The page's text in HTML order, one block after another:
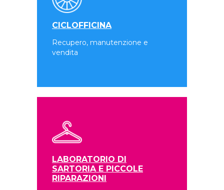
CICLOFFICINA
Recupero, manutenzione e
vendita
LABORATORIO DI
SARTORIA E PICCOLE
RIPARAZIONI